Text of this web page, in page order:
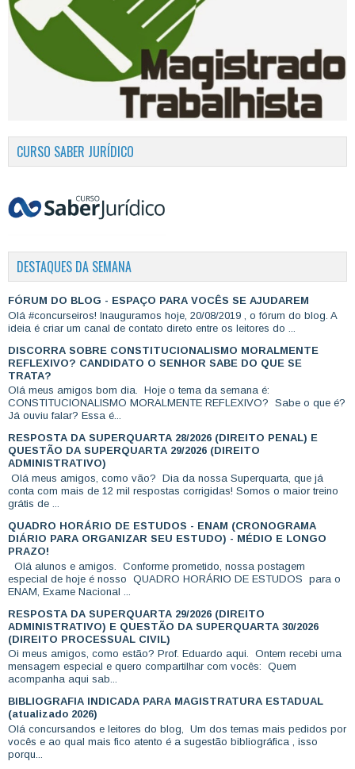
CURSO SABER JURÍDICO
DESTAQUES DA SEMANA
FÓRUM DO BLOG - ESPAÇO PARA VOCÊS SE AJUDAREM
Olá #concurseiros! Inauguramos hoje, 20/08/2019 , o fórum do blog. A
ideia é criar um canal de contato direto entre os leitores do ...
DISCORRA SOBRE CONSTITUCIONALISMO MORALMENTE
REFLEXIVO? CANDIDATO O SENHOR SABE DO QUE SE
TRATA?
Olá meus amigos bom dia. Hoje o tema da semana é:
CONSTITUCIONALISMO MORALMENTE REFLEXIVO? Sabe o que é?
Já ouviu falar? Essa é...
RESPOSTA DA SUPERQUARTA 28/2026 (DIREITO PENAL) E
QUESTÃO DA SUPERQUARTA 29/2026 (DIREITO
ADMINISTRATIVO)
Olá meus amigos, como vão? Dia da nossa Superquarta, que já
conta com mais de 12 mil respostas corrigidas! Somos o maior treino
grátis de ...
QUADRO HORÁRIO DE ESTUDOS - ENAM (CRONOGRAMA
DIÁRIO PARA ORGANIZAR SEU ESTUDO) - MÉDIO E LONGO
PRAZO!
Olá alunos e amigos. Conforme prometido, nossa postagem
especial de hoje é nosso QUADRO HORÁRIO DE ESTUDOS para o
ENAM, Exame Nacional ...
RESPOSTA DA SUPERQUARTA 29/2026 (DIREITO
ADMINISTRATIVO) E QUESTÃO DA SUPERQUARTA 30/2026
(DIREITO PROCESSUAL CIVIL)
Oi meus amigos, como estão? Prof. Eduardo aqui. Ontem recebi uma
mensagem especial e quero compartilhar com vocês: Quem
acompanha aqui sab...
BIBLIOGRAFIA INDICADA PARA MAGISTRATURA ESTADUAL
(atualizado 2026)
Olá concursandos e leitores do blog, Um dos temas mais pedidos por
vocês e ao qual mais fico atento é a sugestão bibliográfica , isso
porqu...